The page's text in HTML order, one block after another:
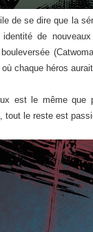
de se dire que la
de
chaque héros
est le même
tout le reste est